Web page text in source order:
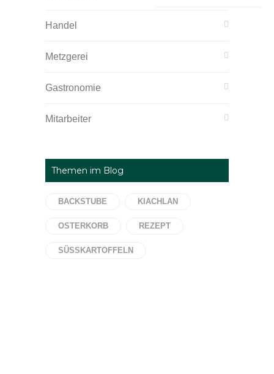
Handel
Metzgerei
Gastronomie
Mitarbeiter
Themen im Blog
BACKSTUBE KIACHLAN
OSTERKORB REZEPT
SÜSSKARTOFFELN